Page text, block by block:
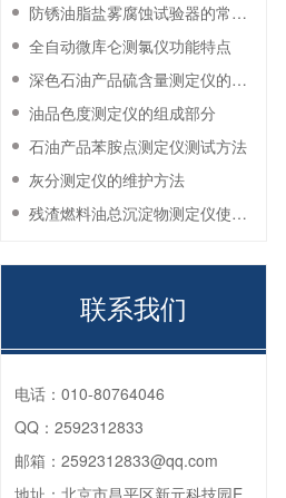
防锈油脂盐雾腐蚀试验器的常见故障与解决方法
全自动微库仑测氯仪功能特点
深色石油产品硫含量测定仪的工作环境要求
油品色度测定仪的组成部分
石油产品苯胺点测定仪测试方法
灰分测定仪的维护方法
残渣燃料油总沉淀物测定仪使用注意事项
联系我们
电话： 010-80764046
QQ： 2592312833
邮箱： 2592312833@qq.com
地址： 北京市昌平区新元科技园E